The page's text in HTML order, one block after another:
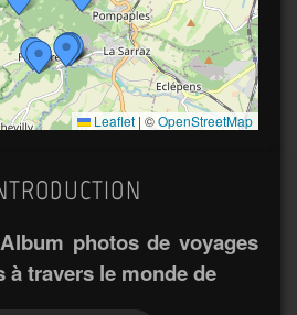
Leaflet | ©OpenStreetMap
photos de voyages
à travers le monde de